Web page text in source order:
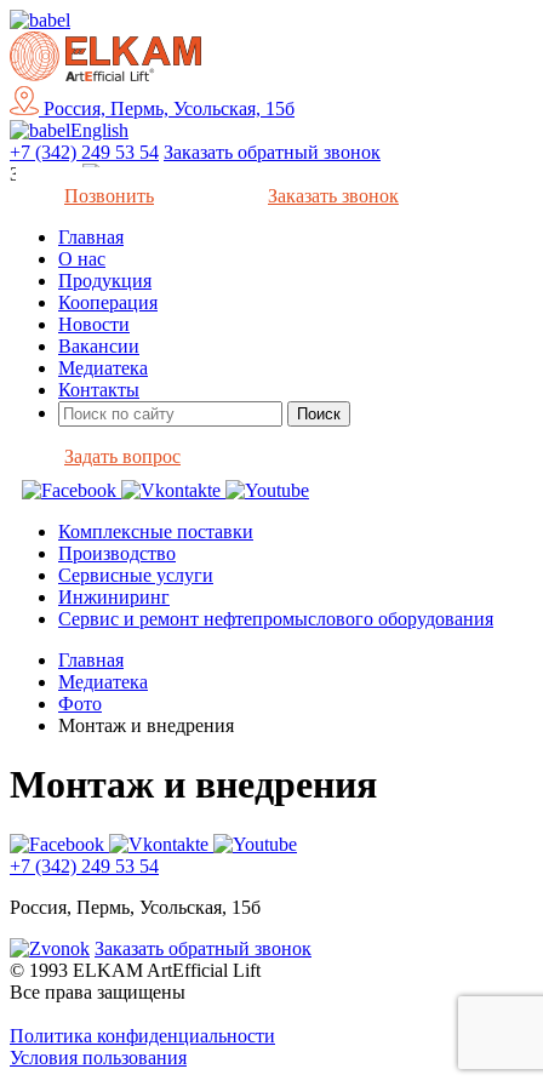
Россия, Пермь, Усольская, 15б
English
+7 (342) 249 53 54 Заказать обратный звонок
Закрыть
Позвонить
Заказать звонок
Главная
О нас
Продукция
Кооперация
Новости
Вакансии
Медиатека
Контакты
Задать вопрос
Комплексные поставки
Производство
Сервисные услуги
Инжиниринг
Сервис и ремонт нефтепромыслового оборудования
Главная
Медиатека
Фото
Монтаж и внедрения
Монтаж и внедрения
+7 (342) 249 53 54
Россия, Пермь, Усольская, 15б
Заказать обратный звонок
© 1993 ELKAM ArtEfficial Lift
Все права защищены
Политика конфиденциальности
Условия пользования